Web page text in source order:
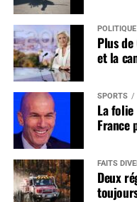
POLITIQUE
Plus
et la
SPORTS
La folie
France
FAITS
Deux